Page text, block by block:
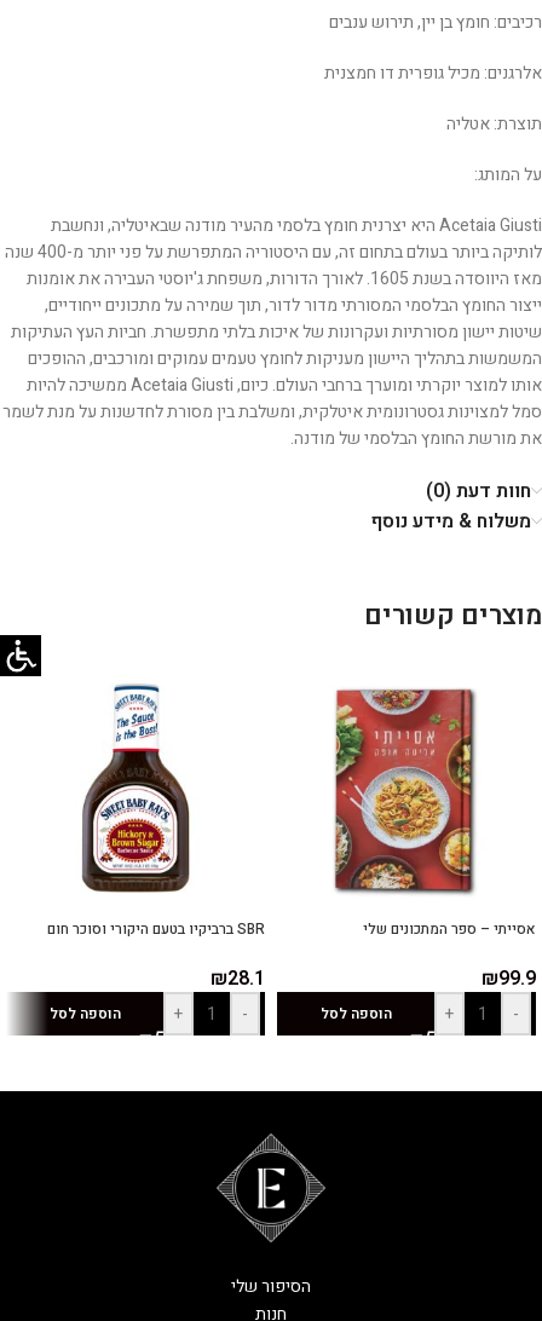
רכיבים: חומץ בן יין, תירוש ענבים
אלרגנים: מכיל גופרית דו חמצנית
תוצרת: אטליה
על המותג:
Acetaia Giusti היא יצרנית חומץ בלסמי מהעיר מודנה שבאיטליה, ונחשבת
לותיקה ביותר בעולם בתחום זה, עם היסטוריה המתפרשת על פני יותר מ-400 שנה
מאז היווסדה בשנת 1605. לאורך הדורות, משפחת ג'יוסטי העבירה את אומנות
ייצור החומץ הבלסמי המסורתי מדור לדור, תוך שמירה על מתכונים ייחודיים,
שיטות יישון מסורתיות ועקרונות של איכות בלתי מתפשרת. חביות העץ העתיקות
המשמשות בתהליך היישון מעניקות לחומץ טעמים עמוקים ומורכבים, ההופכים
אותו למוצר יוקרתי ומוערך ברחבי העולם. כיום, Acetaia Giusti ממשיכה להיות
סמל למצוינות גסטרונומית איטלקית, ומשלבת בין מסורת לחדשנות על מנת לשמר
את מורשת החומץ הבלסמי של מודנה.
חוות דעת (0)
משלוח & מידע נוסף
מוצרים קשורים
אסייתי – ספר המתכונים שלי
₪99.9
-
+ הוספה לסל
SBR ברביקיו בטעם היקורי וסוכר חום
₪28.1
-
+ הוספה לסל
הסיפור שלי
חנות